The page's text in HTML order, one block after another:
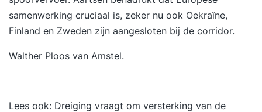
samenwerking cruciaal is, zeker nu ook Oekraïne,
Finland en Zweden zijn aangesloten bij de corridor.
Walther Ploos van Amstel.
Lees ook: Dreiging vraagt om versterking van de